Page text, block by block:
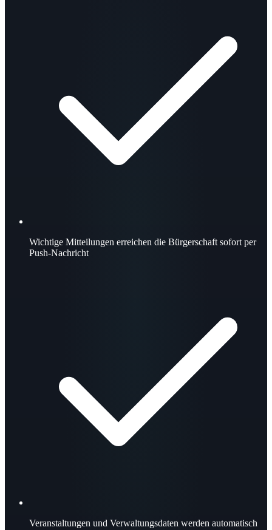
Wichtige Mitteilungen erreichen die Bürgerschaft sofort per
Push-Nachricht
Veranstaltungen und Verwaltungsdaten werden automatisch